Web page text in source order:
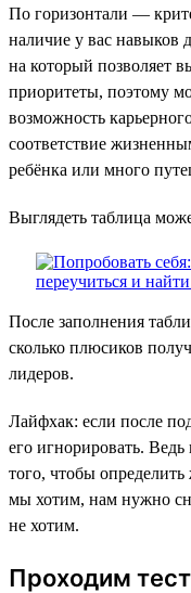
По горизонтали —
наличие у вас навыков
на который позволяет
приоритеты, поэтому
возможность
соответствие
ребёнка или много
Выглядеть таблица
После заполнения
сколько плюсиков
лидеров.
Лайфхак: если после
его игнорировать.
того, чтобы
мы хотим, нам нужно
не хотим.
Проходим